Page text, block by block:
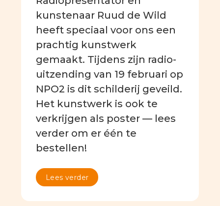
kunstenaar Ruud de Wild
heeft speciaal voor ons een
prachtig kunstwerk
gemaakt. Tijdens zijn radio-
uitzending van 19 februari op
NPO2 is dit schilderij geveild.
Het kunstwerk is ook te
verkrijgen als poster — lees
verder om er één te
bestellen!
Lees verder